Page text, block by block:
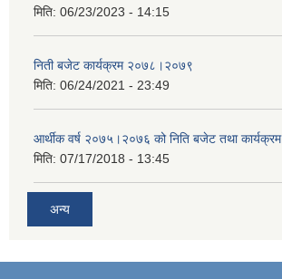
मिति: 06/23/2023 - 14:15
निती बजेट कार्यक्रम २०७८।२०७९
मिति: 06/24/2021 - 23:49
आर्थीक वर्ष २०७५।२०७६ को निति बजेट तथा कार्यक्रम
मिति: 07/17/2018 - 13:45
अन्य